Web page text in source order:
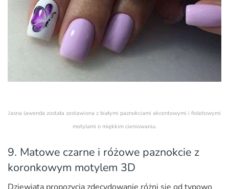
Jasna lawenda została zestawiona z białymi paznokciami akcentowymi i fioletowymi
motylami o miękkim cieniowaniu.
9. Matowe czarne i różowe paznokcie z
koronkowym motylem 3D